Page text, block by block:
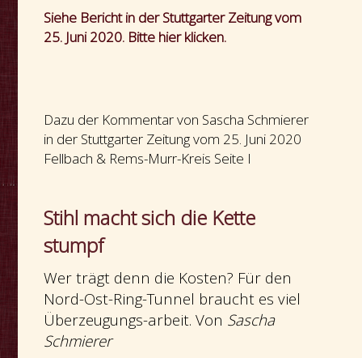
Siehe Bericht in der Stuttgarter Zeitung vom
25. Juni 2020. Bitte hier klicken.
Dazu der Kommentar von Sascha Schmierer
in der Stuttgarter Zeitung vom 25. Juni 2020
Fellbach & Rems-Murr-Kreis Seite I
Stihl macht sich die Kette
stumpf
Wer trägt denn die Kosten? Für den
Nord-Ost-Ring-Tunnel braucht es viel
Überzeugungs-arbeit. Von Sascha
Schmierer